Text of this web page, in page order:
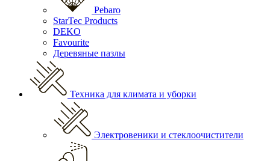
Pebaro
StarTec Products
DEKO
Favourite
Деревяные пазлы
Техника для климата и уборки
Электровеники и стеклоочистители